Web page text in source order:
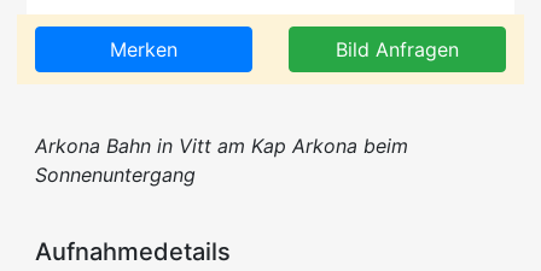
Merken Bild Anfragen
Arkona Bahn in Vitt am Kap Arkona beim
Sonnenuntergang
Aufnahmedetails